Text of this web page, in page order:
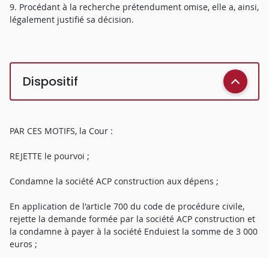
9. Procédant à la recherche prétendument omise, elle a, ainsi,
légalement justifié sa décision.
Dispositif
PAR CES MOTIFS, la Cour :
REJETTE le pourvoi ;
Condamne la société ACP construction aux dépens ;
En application de l'article 700 du code de procédure civile,
rejette la demande formée par la société ACP construction et
la condamne à payer à la société Enduiest la somme de 3 000
euros ;